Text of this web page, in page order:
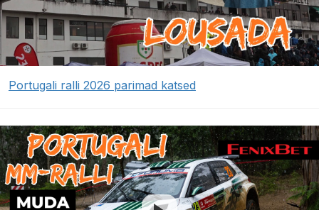
Portugali ralli 2026 parimad katsed